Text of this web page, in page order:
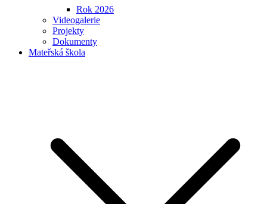
Rok 2026
Videogalerie
Projekty
Dokumenty
Mateřská škola